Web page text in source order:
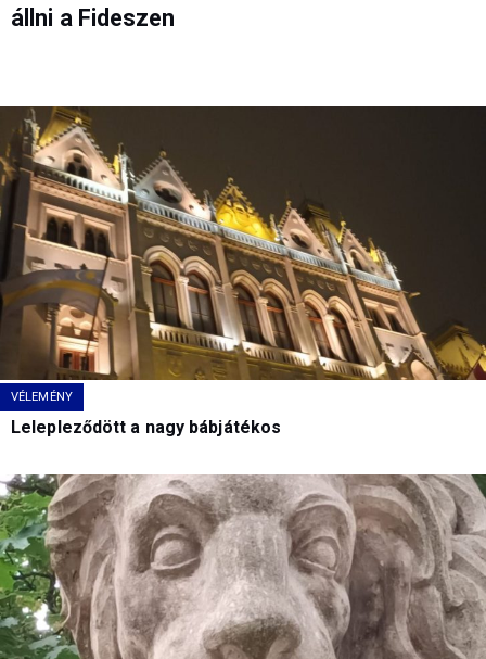
állni a Fideszen
VÉLEMÉNY
Lelepleződött a nagy bábjátékos